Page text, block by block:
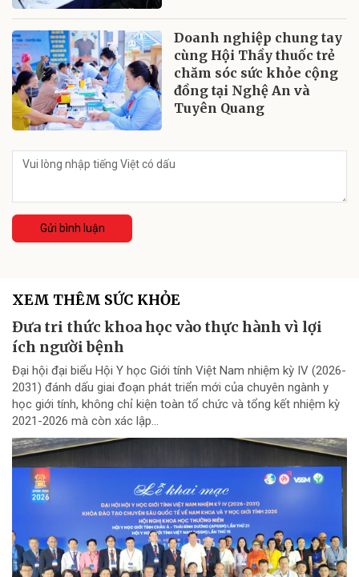
Doanh nghiệp chung tay
cùng Hội Thầy thuốc trẻ
chăm sóc sức khỏe cộng
đồng tại Nghệ An và
Tuyên Quang
Gửi bình luận
XEM THÊM SỨC KHỎE
Đưa tri thức khoa học vào thực hành vì lợi
ích người bệnh
Đại hội đại biểu Hội Y học Giới tính Việt Nam nhiệm kỳ IV (2026-
2031) đánh dấu giai đoạn phát triển mới của chuyên ngành y
học giới tính, không chỉ kiện toàn tổ chức và tổng kết nhiệm kỳ
2021-2026 mà còn xác lập...